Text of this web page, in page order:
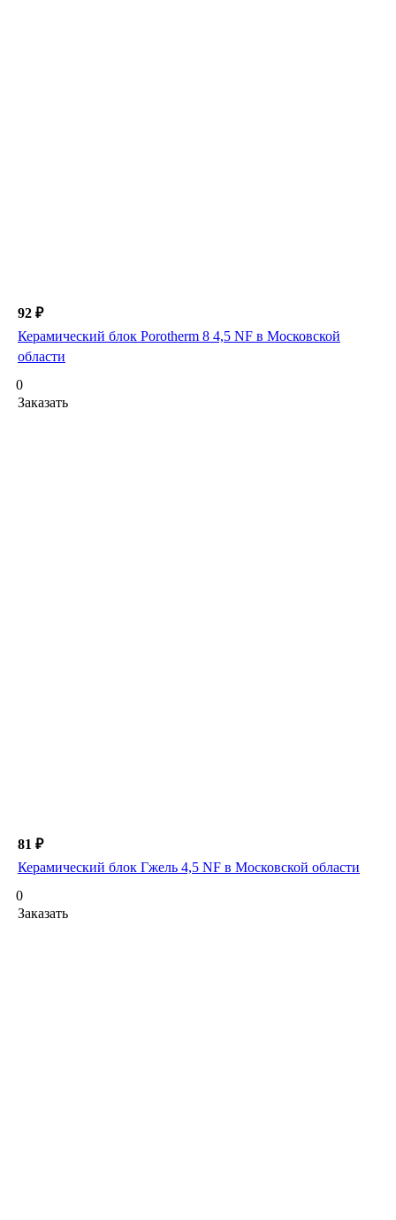
92 ₽
Керамический блок Porotherm 8 4,5 NF в Московской
области
0
Заказать
81 ₽
Керамический блок Гжель 4,5 NF в Московской области
0
Заказать